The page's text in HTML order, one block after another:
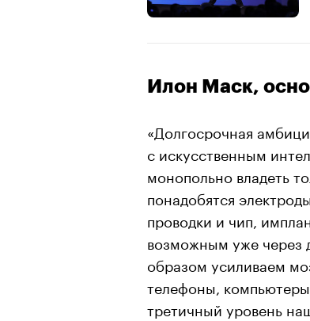
Илон Маск,
«Долгосрочная
с искусственным
монопольно владеть
понадобятся
проводки и чип,
возможным уже через
образом усиливаем
телефоны,
третичный уровень